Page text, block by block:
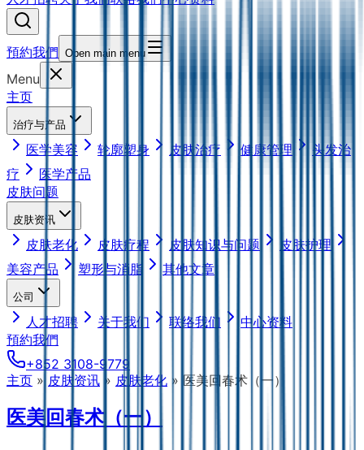
預約我們 Open main menu
Menu
主页
治疗与产品
医学美容 轮廓塑身 皮肤治疗 健康管理
头发治
疗
医学产品
皮肤问题
皮肤资讯
皮肤老化 皮肤疗程 皮肤知识与问题
皮肤护理
美容产品
塑形与消脂 其他文章
公司
人才招聘 关于我们 联络我们
中心资料
預約我們
+852 3108-9779
主页 » 皮肤资讯 » 皮肤老化 » 医美回春术（一）
医美回春术（一）